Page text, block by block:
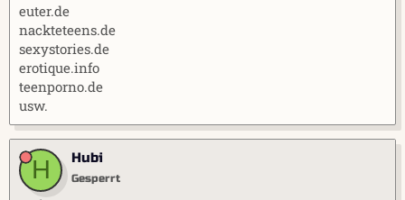
euter.de
nackteteens.de
sexystories.de
erotique.info
teenporno.de
usw.
H Hubi
Gesperrt